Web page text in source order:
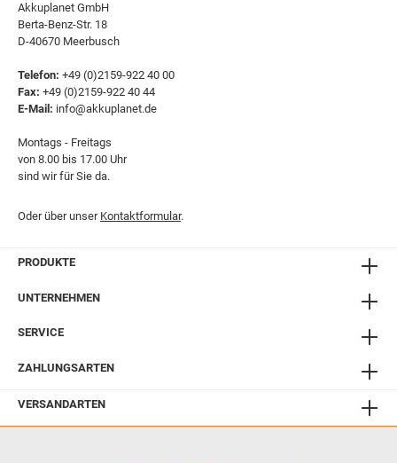
Akkuplanet GmbH
Berta-Benz-Str. 18
D-40670 Meerbusch
Telefon: +49 (0)2159-922 40 00
Fax: +49 (0)2159-922 40 44
E-Mail: info@akkuplanet.de
Montags - Freitags
von 8.00 bis 17.00 Uhr
sind wir für Sie da.
Oder über unser Kontaktformular.
PRODUKTE
UNTERNEHMEN
SERVICE
ZAHLUNGSARTEN
VERSANDARTEN